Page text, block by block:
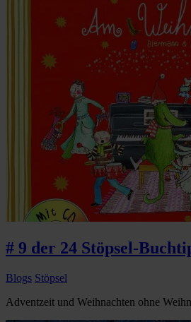
# 9 der 24 Stöpsel-
Blogs Stöpsel
Adventzeit und Weihnachten ohne